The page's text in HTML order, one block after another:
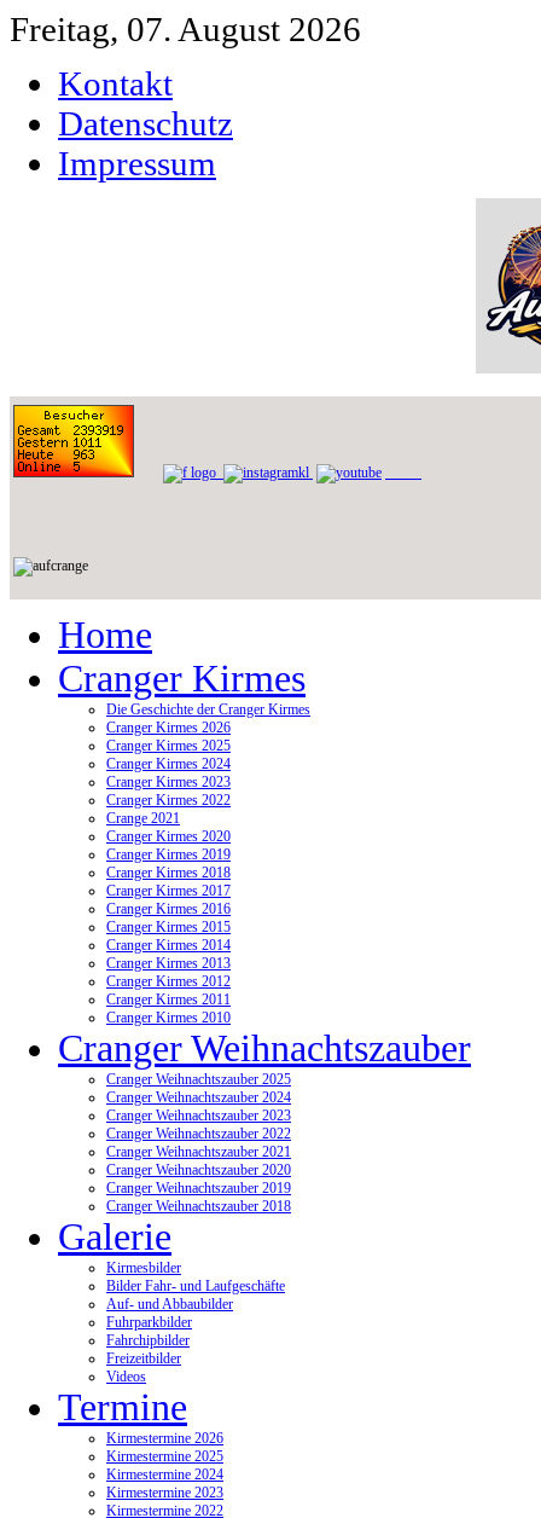
Freitag, 07. August 2026
Kontakt
Datenschutz
Impressum
Home
Cranger Kirmes
Die Geschichte der Cranger Kirmes
Cranger Kirmes 2026
Cranger Kirmes 2025
Cranger Kirmes 2024
Cranger Kirmes 2023
Cranger Kirmes 2022
Crange 2021
Cranger Kirmes 2020
Cranger Kirmes 2019
Cranger Kirmes 2018
Cranger Kirmes 2017
Cranger Kirmes 2016
Cranger Kirmes 2015
Cranger Kirmes 2014
Cranger Kirmes 2013
Cranger Kirmes 2012
Cranger Kirmes 2011
Cranger Kirmes 2010
Cranger Weihnachtszauber
Cranger Weihnachtszauber 2025
Cranger Weihnachtszauber 2024
Cranger Weihnachtszauber 2023
Cranger Weihnachtszauber 2022
Cranger Weihnachtszauber 2021
Cranger Weihnachtszauber 2020
Cranger Weihnachtszauber 2019
Cranger Weihnachtszauber 2018
Galerie
Kirmesbilder
Bilder Fahr- und Laufgeschäfte
Auf- und Abbaubilder
Fuhrparkbilder
Fahrchipbilder
Freizeitbilder
Videos
Termine
Kirmestermine 2026
Kirmestermine 2025
Kirmestermine 2024
Kirmestermine 2023
Kirmestermine 2022